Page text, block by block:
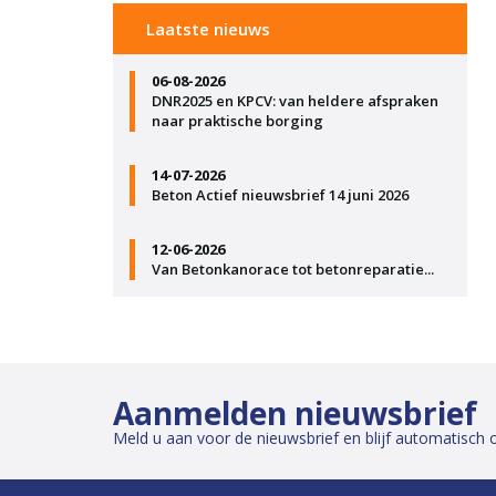
Laatste nieuws
06-08-2026
DNR2025 en KPCV: van heldere afspraken
naar praktische borging
14-07-2026
Beton Actief nieuwsbrief 14 juni 2026
12-06-2026
Van Betonkanorace tot betonreparatie...
Aanmelden nieuwsbrief
Meld u aan voor de nieuwsbrief en blijf automatisch